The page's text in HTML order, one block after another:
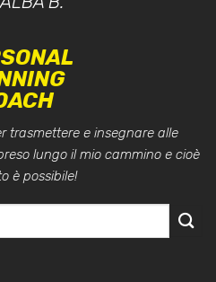
trasmettere e insegnare alle
lungo il mio cammino e cioè
è possibile!